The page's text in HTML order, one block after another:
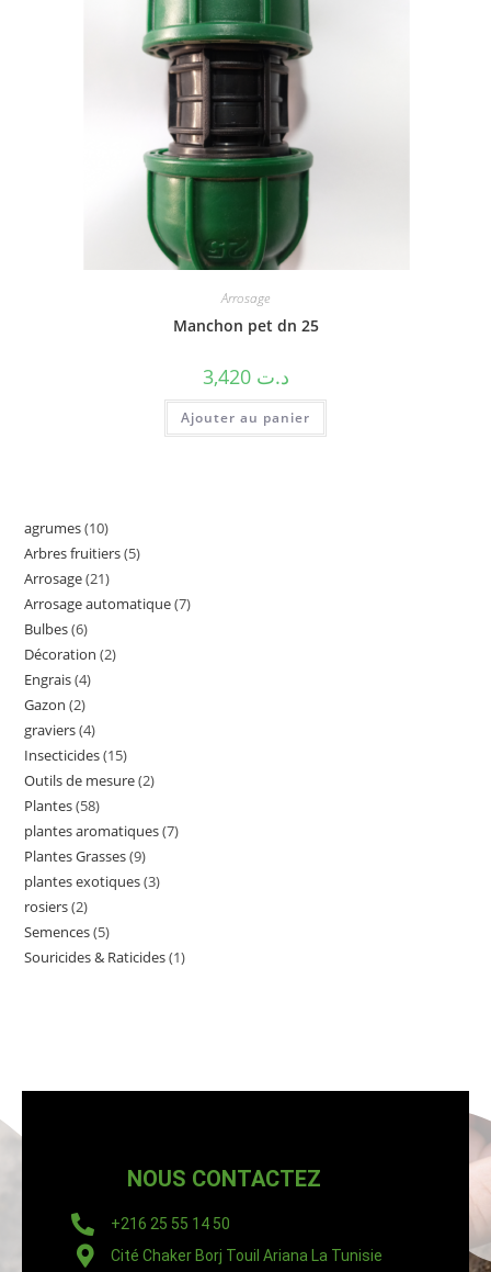
Arrosage
Manchon pet dn 25
د.ت 3,420
Ajouter au panier
agrumes 10
Arbres fruitiers 5
Arrosage 21
Arrosage automatique 7
Bulbes 6
Décoration 2
Engrais 4
Gazon 2
graviers 4
Insecticides 15
Outils de mesure 2
Plantes 58
plantes aromatiques 7
Plantes Grasses 9
plantes exotiques 3
rosiers 2
Semences 5
Souricides & Raticides 1
NOUS CONTACTEZ
+216 25 55 14 50
Cité Chaker Borj Touil Ariana La Tunisie